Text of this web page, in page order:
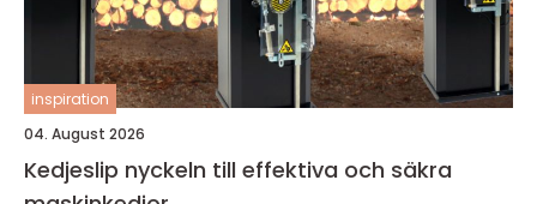
inspiration
04. August 2026
Kedjeslip nyckeln till effektiva och säkra